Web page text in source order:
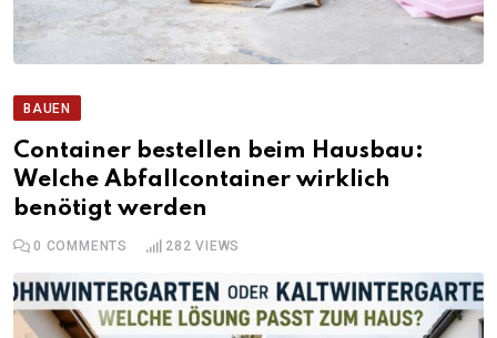
BAUEN
Container bestellen beim Hausbau:
Welche Abfallcontainer wirklich
benötigt werden
0 COMMENTS 282 VIEWS